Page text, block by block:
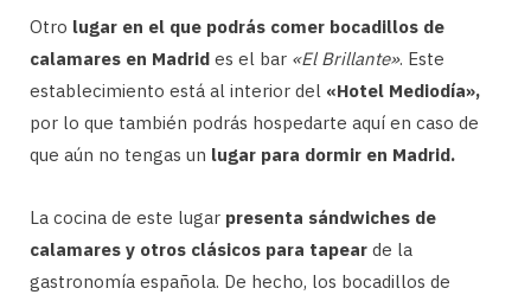
Otro lugar en el que podrás comer bocadillos de
calamares en Madrid es el bar «El Brillante». Este
establecimiento está al interior del «Hotel Mediodía»,
por lo que también podrás hospedarte aquí en caso de
que aún no tengas un lugar para dormir en Madrid.
La cocina de este lugar presenta sándwiches de
calamares y otros clásicos para tapear de la
gastronomía española. De hecho, los bocadillos de